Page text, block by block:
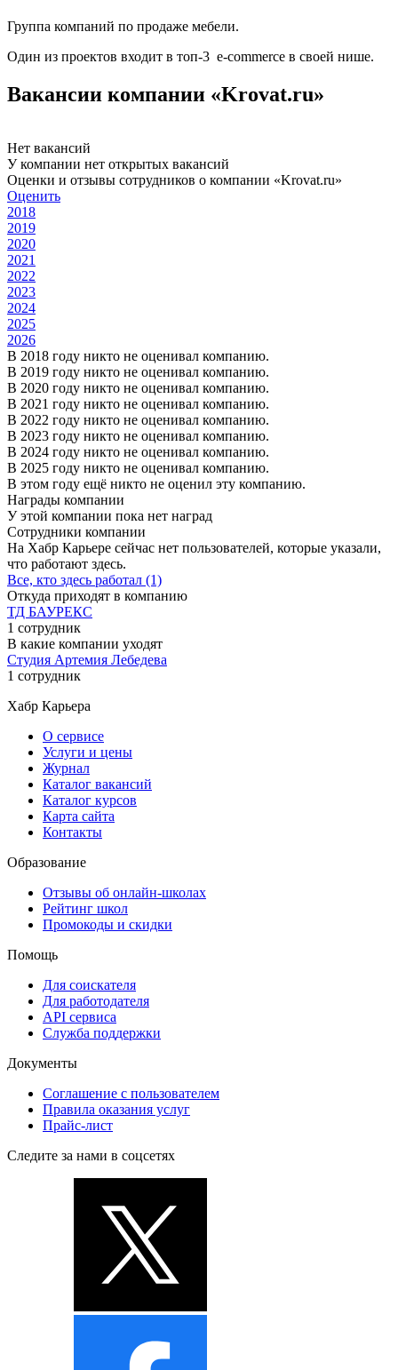
Группа компаний по продаже мебели.
Один из проектов входит в топ-3 e-commerce в своей нише.
Вакансии компании «Krovat.ru»
Нет вакансий
У компании нет открытых вакансий
Оценки и отзывы сотрудников о компании «Krovat.ru»
Оценить
2018
2019
2020
2021
2022
2023
2024
2025
2026
В 2018 году никто не оценивал компанию.
В 2019 году никто не оценивал компанию.
В 2020 году никто не оценивал компанию.
В 2021 году никто не оценивал компанию.
В 2022 году никто не оценивал компанию.
В 2023 году никто не оценивал компанию.
В 2024 году никто не оценивал компанию.
В 2025 году никто не оценивал компанию.
В этом году ещё никто не оценил эту компанию.
Награды компании
У этой компании пока нет наград
Сотрудники компании
На Хабр Карьере сейчас нет пользователей, которые указали,
что работают здесь.
Все, кто здесь работал (1)
Откуда приходят в компанию
ТД БАУРЕКС
1 сотрудник
В какие компании уходят
Студия Артемия Лебедева
1 сотрудник
Хабр Карьера
О сервисе
Услуги и цены
Журнал
Каталог вакансий
Каталог курсов
Карта сайта
Контакты
Образование
Отзывы об онлайн-школах
Рейтинг школ
Промокоды и скидки
Помощь
Для соискателя
Для работодателя
API сервиса
Служба поддержки
Документы
Соглашение с пользователем
Правила оказания услуг
Прайс-лист
Следите за нами в соцсетях